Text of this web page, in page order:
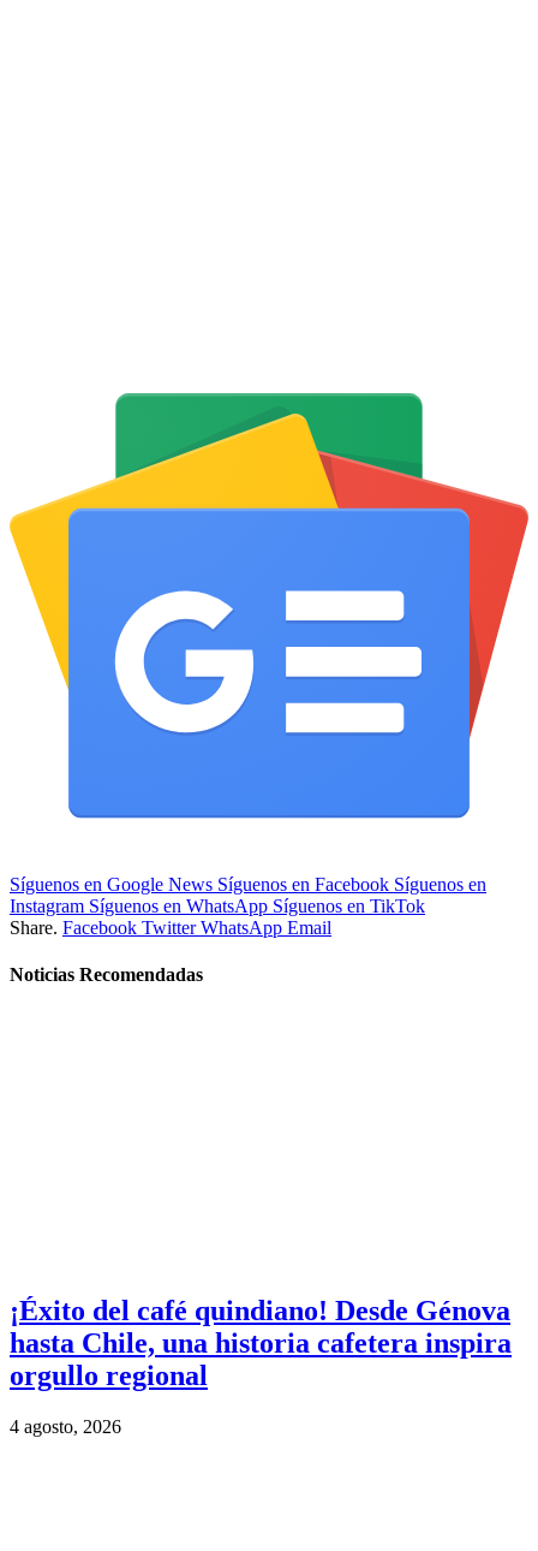
Síguenos en Google News Síguenos en Facebook Síguenos en
Instagram Síguenos en WhatsApp Síguenos en TikTok
Share. Facebook Twitter WhatsApp Email
Noticias Recomendadas
¡Éxito del café quindiano! Desde Génova
hasta Chile, una historia cafetera inspira
orgullo regional
4 agosto, 2026